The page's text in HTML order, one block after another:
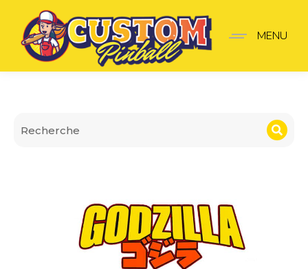
Cache Hinges Godzilla
MENU